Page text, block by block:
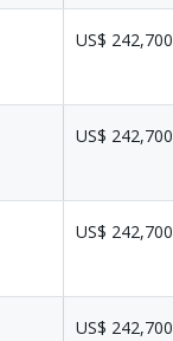
US$ 242,700
US$ 242,700
US$ 242,700
US$ 242,700